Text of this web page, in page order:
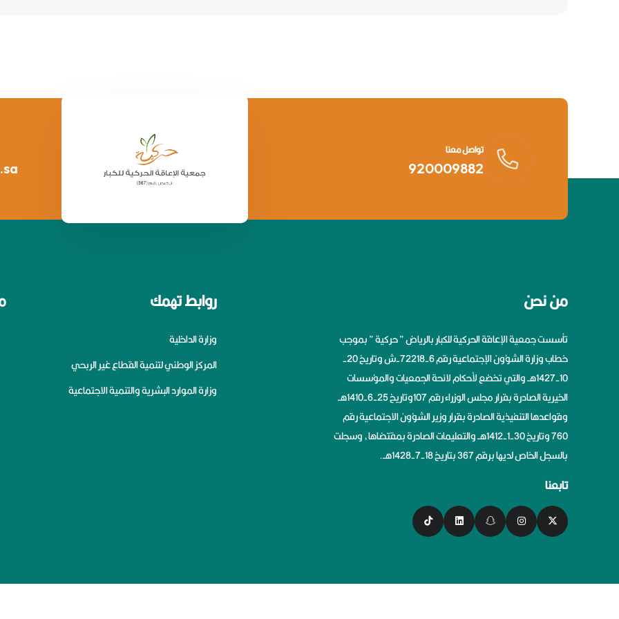
تواصل معنا
920009882
من نحن
تأسست جمعية الإعاقة الحركية للكبار بالرياض ” حركية ” بموجب
خطاب وزارة الشؤون الإجتماعية رقم 6-72218-ش وتاريخ 20-
10-1427هــ والتي تخضع لأحكام لائحة الجمعيات والمؤسسات
الخيرية الصادرة بقرار مجلس الوزراء رقم 107وتاريخ 25-6-1410هــ
وقواعدها التنفيذية الصادرة بقرار وزير الشؤون الاجتماعية رقم
760 وتاريخ 30-1-1412هــ والتعليمات الصادرة بمقتضاها، وسجلت
بالسجل الخاص لديها برقم 367 بتاريخ 18-7-1428هــ.
تابعنا
روابط تهمك
وزارة الداخلية
المركز الوطني لتنمية القطاع غير الربحي
وزارة الموارد البشرية والتنمية الاجتماعية